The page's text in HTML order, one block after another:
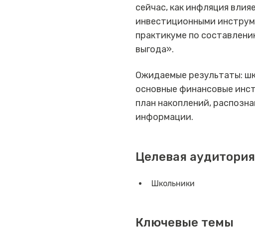
сейчас, как инфляция
инвестиционными
практикуме по
выгода».
Ожидаемые результаты:
основные финансовые
план накоплений,
информации.
Целевая аудитория
Школьники
Ключевые темы